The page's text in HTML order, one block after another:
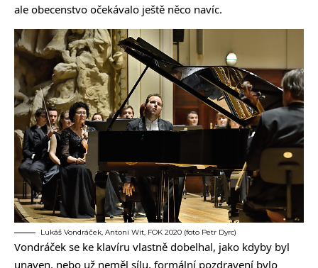
ale obecenstvo očekávalo ještě něco navíc.
Lukáš Vondráček, Antoni Wit, FOK 2020 (foto Petr Dyrc)
Vondráček se ke klavíru vlastně dobelhal, jako kdyby byl
unaven, nebo už neměl sílu, formální pozdravení bylo